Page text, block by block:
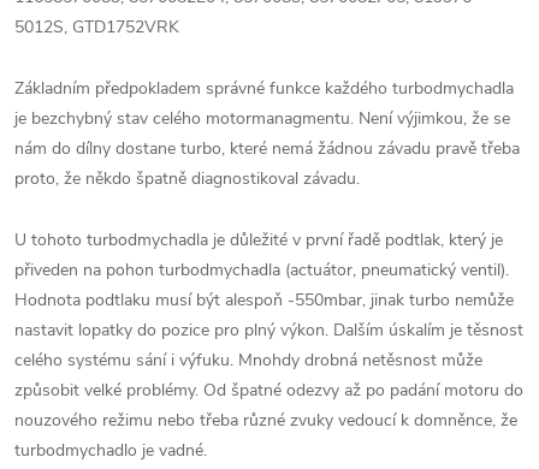
5012S, GTD1752VRK
Základním předpokladem správné funkce každého turbodmychadla
je bezchybný stav celého motormanagmentu. Není výjimkou, že se
nám do dílny dostane turbo, které nemá žádnou závadu pravě třeba
proto, že někdo špatně diagnostikoval závadu.
U tohoto turbodmychadla je důležité v první řadě podtlak, který je
přiveden na pohon turbodmychadla (actuátor, pneumatický ventil).
Hodnota podtlaku musí být alespoň -550mbar, jinak turbo nemůže
nastavit lopatky do pozice pro plný výkon. Dalším úskalím je těsnost
celého systému sání i výfuku. Mnohdy drobná netěsnost může
způsobit velké problémy. Od špatné odezvy až po padání motoru do
nouzového režimu nebo třeba různé zvuky vedoucí k domněnce, že
turbodmychadlo je vadné.